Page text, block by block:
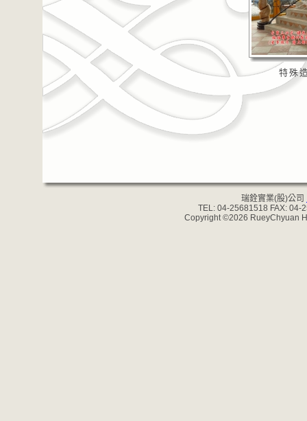
特殊
瑞銓實業(股)公司
TEL: 04-25681518 FAX: 04-
Copyright ©2026 RueyChyuan